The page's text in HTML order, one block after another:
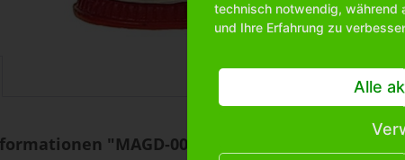
"MAGD-0040 Magnet Bierkrug
technisch notwendig, während
und Ihre Erfahrung zu
Alle